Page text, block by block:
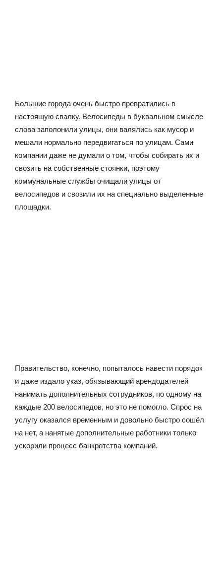
Большие города очень быстро превратились в
настоящую свалку. Велосипеды в буквальном смысле
слова заполонили улицы, они валялись как мусор и
мешали нормально передвигаться по улицам. Сами
компании даже не думали о том, чтобы собирать их и
свозить на собственные стоянки, поэтому
коммунальные службы очищали улицы от
велосипедов и свозили их на специально выделенные
площадки.
Правительство, конечно, попыталось навести порядок
и даже издало указ, обязывающий арендодателей
нанимать дополнительных сотрудников, по одному на
каждые 200 велосипедов, но это не помогло. Спрос на
услугу оказался временным и довольно быстро сошёл
на нет, а нанятые дополнительные работники только
ускорили процесс банкротства компаний.